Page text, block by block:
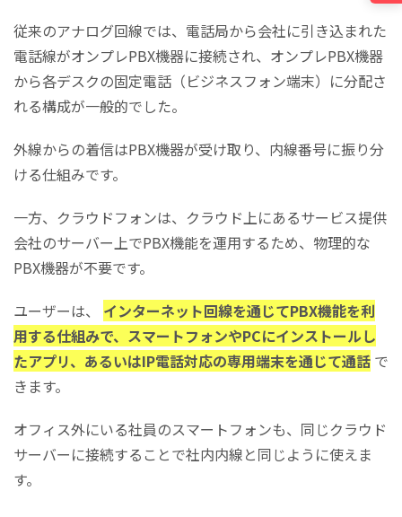
従来のアナログ回線では、電話局から会社に引き込まれた
電話線がオンプレPBX機器に接続され、オンプレPBX機器
から各デスクの固定電話（ビジネスフォン端末）に分配さ
れる構成が一般的でした。
外線からの着信はPBX機器が受け取り、内線番号に振り分
ける仕組みです。
一方、クラウドフォンは、クラウド上にあるサービス提供
会社のサーバー上でPBX機能を運用するため、物理的な
PBX機器が不要です。
ユーザーは、 インターネット回線を通じてPBX機能を利
用する仕組みで、スマートフォンやPCにインストールし
たアプリ、あるいはIP電話対応の専用端末を通じて通話 で
きます。
オフィス外にいる社員のスマートフォンも、同じクラウド
サーバーに接続することで社内内線と同じように使えま
す。